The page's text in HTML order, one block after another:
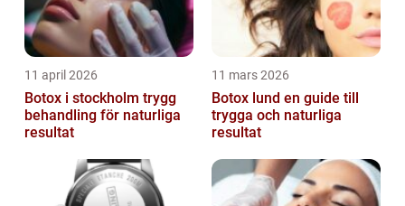
11 april 2026
Botox i stockholm trygg
behandling för naturliga
resultat
11 mars 2026
Botox lund en guide till
trygga och naturliga
resultat